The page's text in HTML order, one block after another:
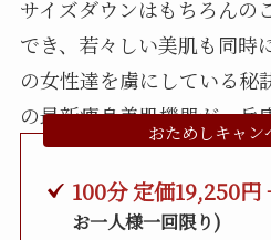
サイズダウンはもちろんの
でき、若々しい美肌も同時
の女性達を虜にしている秘
の最新痩身美肌機器が、兵
おためしキャン
100分 定価19,250
お一人様一回限り)